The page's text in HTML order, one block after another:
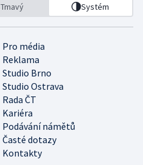
Tmavý Systém
Pro média
Reklama
Studio Brno
Studio Ostrava
Rada ČT
Kariéra
Podávání námětů
Časté dotazy
Kontakty